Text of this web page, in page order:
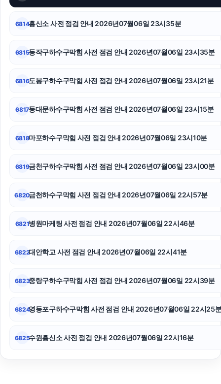
수원성범죄변호사
구로구하수구막힘
인스타그램 팔로워
톰티켓
6814흥신소 사전 점검 안내 2026년07월06일 23시35분
6815동작구하수구막힘 사전 점검 안내 2026년07월06일 23시35분
6816도봉구하수구막힘 사전 점검 안내 2026년07월06일 23시21분
6817동대문하수구막힘 사전 점검 안내 2026년07월06일 23시15분
6818마포하수구막힘 사전 점검 안내 2026년07월06일 23시10분
6819금천구하수구막힘 사전 점검 안내 2026년07월06일 23시00분
6820금천하수구막힘 사전 점검 안내 2026년07월06일 22시57분
6821병원마케팅 사전 점검 안내 2026년07월06일 22시46분
6822대안학교 사전 점검 안내 2026년07월06일 22시41분
6823중랑구하수구막힘 사전 점검 안내 2026년07월06일 22시39분
6824영등포구하수구막힘 사전 점검 안내 2026년07월06일 22시25
6825수원흥신소 사전 점검 안내 2026년07월06일 22시16분